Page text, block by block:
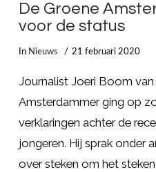
De Groene
voor de status
In Nieuws 21 februari 2020
Journalist Joeri Boom van
Amsterdammer ging op
verklaringen achter de
jongeren. Hij sprak onder
over steken om het